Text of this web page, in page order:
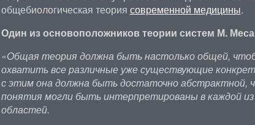
общебиологическая теория современной медицины.
Один из основоположников теории систем М.
«Общая теория должна быть настолько общей,
охватить все различные уже существующие
с этим она должна быть достаточно абстрактной,
понятия могли быть интерпретированы в каждой из
областей.